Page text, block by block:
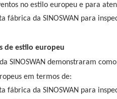
no estilo europeu e para
de estilo europeu
SINOSWAN demonstraram
em termos de: